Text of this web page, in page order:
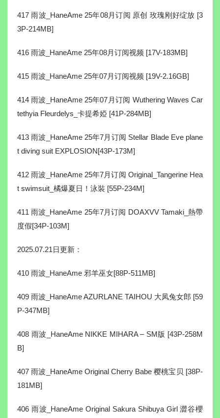
417 雨波_HaneAme 25年08月订阅 原创 玫瑰刚好绽放 [3
3P-214MB]
416 雨波_HaneAme 25年08月订阅视频 [17V-183MB]
415 雨波_HaneAme 25年07月订阅视频 [19V-2.16GB]
414 雨波_HaneAme 25年07月订阅 Wuthering Waves Car
tethyia Fleurdelys_卡提希婭 [41P-284MB]
413 雨波_HaneAme 25年7月订阅 Stellar Blade Eve plane
t diving suit EXPLOSION[43P-173M]
412 雨波_HaneAme 25年7月订阅 Original_Tangerine Hea
t swimsuit_橘爆夏日！泳裝 [55P-234M]
411 雨波_HaneAme 25年7月订阅 DOAXVV Tamaki_熱帶
度假[34P-103M]
2025.07.21日更新：
410 雨波_HaneAme 邪羊巫女[88P-511MB]
409 雨波_HaneAme AZURLANE TAIHOU 大凤兔女郎 [59
P-347MB]
408 雨波_HaneAme NIKKE MIHARA – SM版 [43P-258M
B]
407 雨波_HaneAme Original Cherry Babe 樱桃宝贝 [38P-
181MB]
406 雨波_HaneAme Original Sakura Shibuya Girl 澀谷櫻